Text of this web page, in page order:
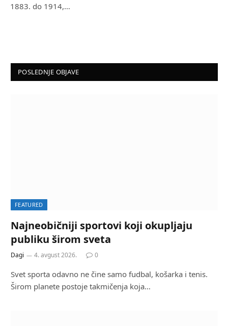
1883. do 1914,…
POSLEDNJE OBJAVE
FEATURED
Najneobičniji sportovi koji okupljaju
publiku širom sveta
Dagi 4. avgust 2026. 0
Svet sporta odavno ne čine samo fudbal, košarka i tenis.
Širom planete postoje takmičenja koja…